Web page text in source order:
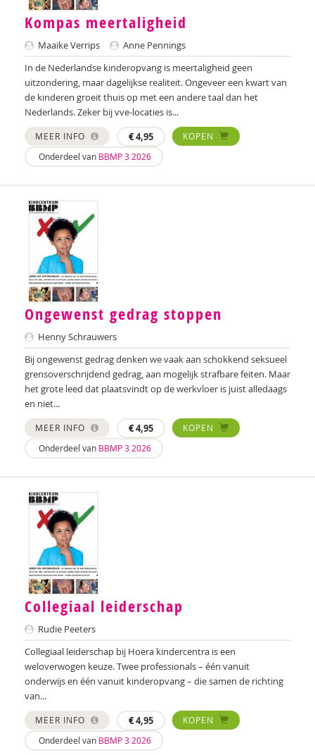
Loïs Eijgenraam
Mohamed el Bouk
Cristel Elias
Sabine van Elk
Lynn van Ewijk
Paula Fikkert
Marinda Fischer
Jessica Fuchs
Ruben Fukkink
Marjolein van der Gaag
Johan Gelderloos
Lieke Gerritsen
Sharon Gesthuizen
Edith Geurts
Mirjam Gevers Deynoot-Schaub
Jeroen Glen
Jill Goeman
Carolien Gravesteijn
Willemijn van Groen
Hennie Groot Haar
Dominique Grotenhuis
Inge Gruijters
Anneke Guis
Janneke Hagenaar
Janneke Hagens
Noëlle Haitsma
Kompas meertaligheid
Maaike Verrips
Anne Pennings
In de Nederlandse kinderopvang is meertaligheid geen
uitzondering, maar dagelijkse realiteit. Ongeveer een kwart van
de kinderen groeit thuis op met een andere taal dan het
Nederlands. Zeker bij vve-locaties is...
MEER INFO €4,95
KOPEN
Onderdeel van BBMP 3 2026
Ongewenst gedrag stoppen
Henny Schrauwers
Bij ongewenst gedrag denken we vaak aan schokkend seksueel
grensoverschrijdend gedrag, aan mogelijk strafbare feiten. Maar
het grote leed dat plaatsvindt op de werkvloer is juist alledaags
en niet...
MEER INFO €4,95
KOPEN
Onderdeel van BBMP 3 2026
Collegiaal leiderschap
Rudie Peeters
Collegiaal leiderschap bij Hoera kindercentra is een
weloverwogen keuze. Twee professionals – één vanuit
onderwijs en één vanuit kinderopvang – die samen de richting
van...
MEER INFO €4,95
KOPEN
Onderdeel van BBMP 3 2026